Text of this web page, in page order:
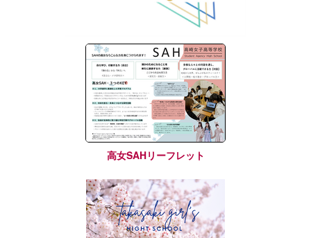
高女SAHリーフレット